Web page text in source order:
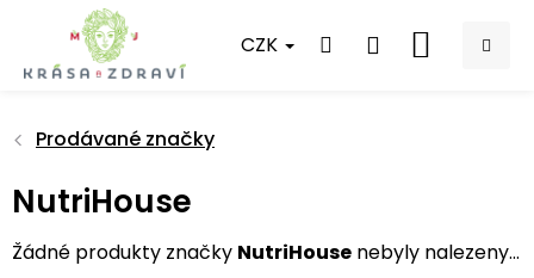
obsah
CZK
NÁKUPNÍ
Prodávané značky
NutriHouse
Žádné produkty značky NutriHouse nebyly nalezeny...